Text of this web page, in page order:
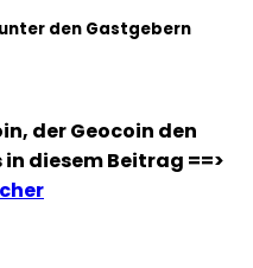
den Gastgebern
der Geocoin den
diesem Beitrag ==>